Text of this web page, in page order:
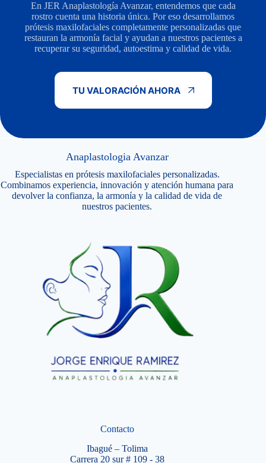
En JER Anaplastología Avanzar, entendemos que cada
rostro cuenta una historia única. Por eso desarrollamos
prótesis maxilofaciales completamente personalizadas que
restauran la armonía facial y ayudan a nuestros pacientes a
recuperar su seguridad, autoestima y calidad de vida.
TU VALORACIÓN AHORA
Anaplastologia Avanzar
Especialistas en prótesis maxilofaciales personalizadas.
Combinamos experiencia, innovación y atención humana para
devolver la confianza, la armonía y la calidad de vida de
nuestros pacientes.
Contacto
Ibagué – Tolima
Carrera 20 sur # 109 - 38